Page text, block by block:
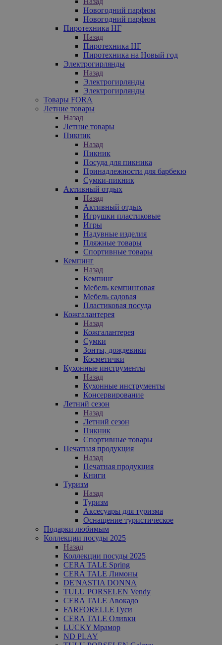
Новогодний парфюм
Новогодний парфюм
Пиротехника НГ
Назад
Пиротехника НГ
Пиротехника на Новый год
Электрогирлянды
Назад
Электрогирлянды
Электрогирлянды
Товары FORA
Летние товары
Назад
Летние товары
Пикник
Назад
Пикник
Посуда для пикника
Принадлежности для барбекю
Сумки-пикник
Активный отдых
Назад
Активный отдых
Игрушки пластиковые
Игры
Надувные изделия
Пляжные товары
Спортивные товары
Кемпинг
Назад
Кемпинг
Мебель кемпинговая
Мебель садовая
Пластиковая посуда
Кожгалантерея
Назад
Кожгалантерея
Сумки
Зонты, дождевики
Косметички
Кухонные инструменты
Назад
Кухонные инструменты
Консервирование
Летний сезон
Назад
Летний сезон
Пикник
Спортивные товары
Печатная продукция
Назад
Печатная продукция
Книги
Туризм
Назад
Туризм
Аксесуары для туризма
Оснащение туристическое
Подарки любимым
Коллекции посуды 2025
Назад
Коллекции посуды 2025
CERA TALE Spring
CERA TALE Лимоны
DE'NASTIA DONNA
TULU PORSELEN Vendy
CERA TALE Авокадо
FARFORELLE Гуси
CERA TALE Оливки
LUCKY Мрамор
ND PLAY